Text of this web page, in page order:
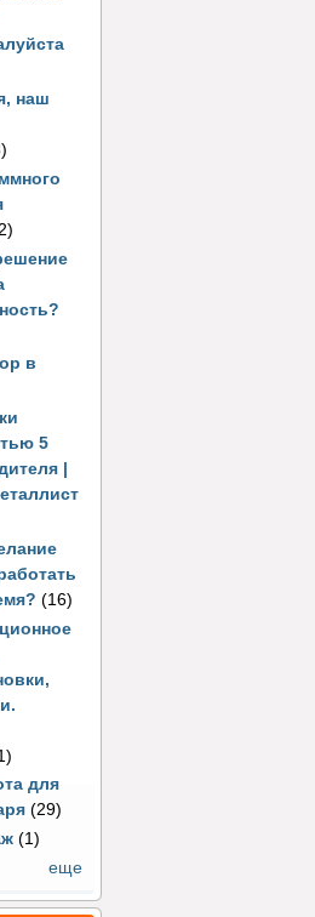
наш
в
5
|
(16)
для
(29)
(1)
еще